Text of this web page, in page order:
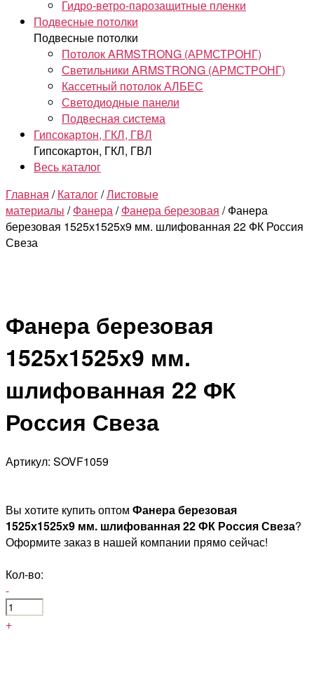
Гидро-ветро-парозащитные пленки
Подвесные потолки
Подвесные потолки
Потолок ARMSTRONG (АРМСТРОНГ)
Светильники ARMSTRONG (АРМСТРОНГ)
Кассетный потолок АЛБЕС
Светодиодные панели
Подвесная система
Гипсокартон, ГКЛ, ГВЛ
Гипсокартон, ГКЛ, ГВЛ
Весь каталог
Главная /Каталог/Листовые
материалы /Фанера/Фанера березовая / Фанера
березовая 1525х1525х9 мм. шлифованная 22 ФК Россия
Свеза
Фанера березовая
1525х1525х9 мм.
шлифованная 22 ФК
Россия Свеза
Артикул: SOVF1059
Вы хотите купить оптом Фанера березовая
1525х1525х9 мм. шлифованная 22 ФК Россия Свеза?
Оформите заказ в нашей компании прямо сейчас!
Кол-во:
-
+